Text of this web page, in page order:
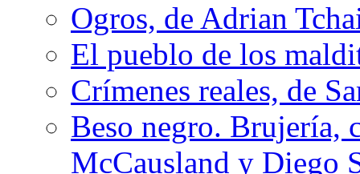
Ogros, de Adrian
El pueblo de los
Crímenes reales, de
Beso negro. Brujería,
McCausland y Diego